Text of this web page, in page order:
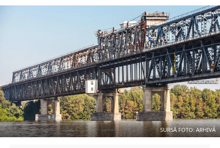
SURSĂ FOTO: ARHIVĂ